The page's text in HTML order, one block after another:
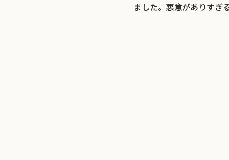
ました。悪意がありすぎ